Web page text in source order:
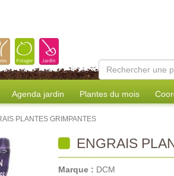
Agenda jardin Plantes du mois
PLANTES GRIMPANTES
ENGRAIS
Marque : DCM